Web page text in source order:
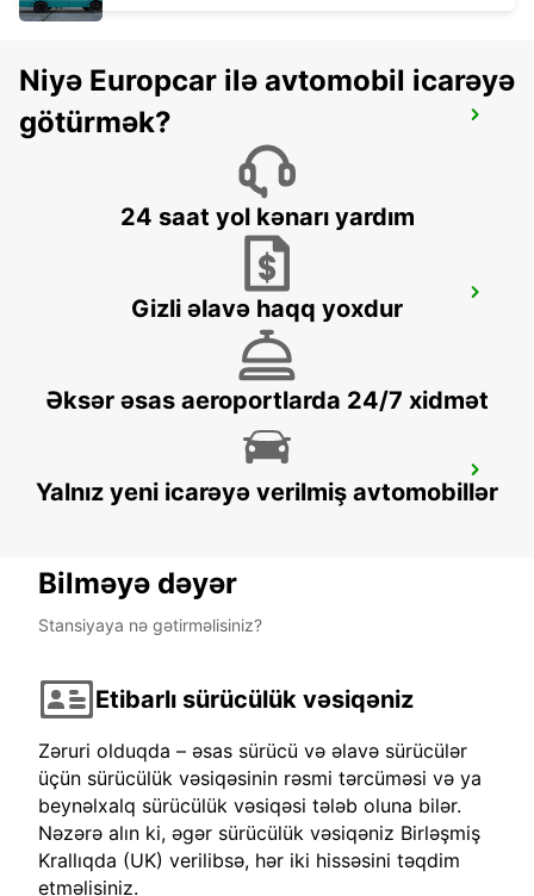
SALON DE PROVENCE -IKC-
SALON DE PROVENCE - FRANCE
MONTPELLIER LGV SUD DE FRANCE
MONTPELLIER - FRANCE
MONTPELLIER SNCF -IKC- *RY*
MONTPELLIER - FRANCE
Niyə Europcar ilə avtomobil icarəyə
götürmək?
24 saat yol kənarı yardım
Gizli əlavə haqq yoxdur
Əksər əsas aeroportlarda 24/7 xidmət
Yalnız yeni icarəyə verilmiş avtomobillər
Bilməyə dəyər
Stansiyaya nə gətirməlisiniz?
Etibarlı sürücülük vəsiqəniz
Zəruri olduqda – əsas sürücü və əlavə sürücülər
üçün sürücülük vəsiqəsinin rəsmi tərcüməsi və ya
beynəlxalq sürücülük vəsiqəsi tələb oluna bilər.
Nəzərə alın ki, əgər sürücülük vəsiqəniz Birləşmiş
Krallıqda (UK) verilibsə, hər iki hissəsini təqdim
etməlisiniz.